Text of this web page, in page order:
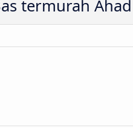
termurah Ahad